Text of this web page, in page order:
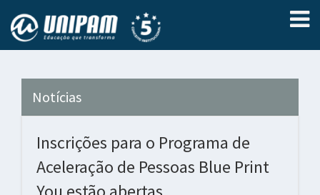
Notícias
Inscrições para o Programa de
Aceleração de Pessoas Blue Print